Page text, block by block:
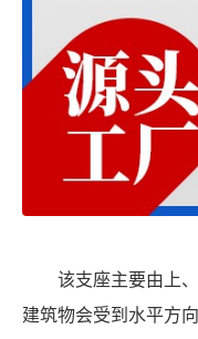
该支座主要由上
建筑物会受到水平方